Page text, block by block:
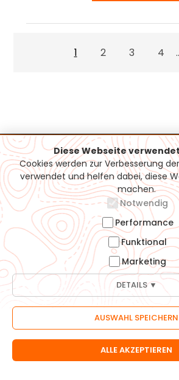
1 2 3 4
Support / Hotline
07161-5050815
info@moehrle-bikes.de
Möhrle-Bikes GmbH
Heininger Str. 40
73037 Göppingen
Informationen
Öffnungszeiten
Über uns
Diese Webseite
Cookies werden zur Verbesserung
verwendet und helfen dabei, diese
machen.
Notwendig
Performance
Funktional
Marketing
DETAILS ▼